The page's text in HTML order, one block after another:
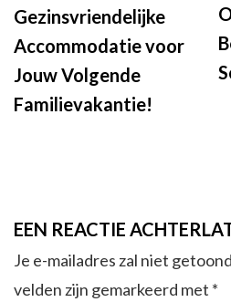
Gezinsvriendelijke
Accommodatie voor
Jouw Volgende
Familievakantie!
EEN REACTIE
Je e-mailadres zal niet
velden zijn gemarkeerd met *